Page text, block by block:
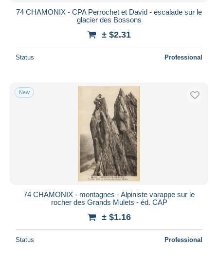
74 CHAMONIX - CPA Perrochet et David - escalade sur le
glacier des Bossons
± $2.31
Status Professional
New
74 CHAMONIX - montagnes - Alpiniste varappe sur le
rocher des Grands Mulets - éd. CAP
± $1.16
Status Professional